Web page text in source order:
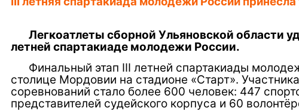
Легкоатлеты сборной Ульяновской области
летней спартакиаде молодежи России.
Финальный этап III летней спартакиады
столице Мордовии на стадионе «Старт».
соревнований стало более 600 человек: 447
представителей судейского корпуса и 60